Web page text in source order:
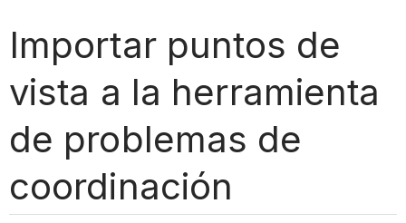
Importar puntos de
vista a la herramienta
de problemas de
coordinación